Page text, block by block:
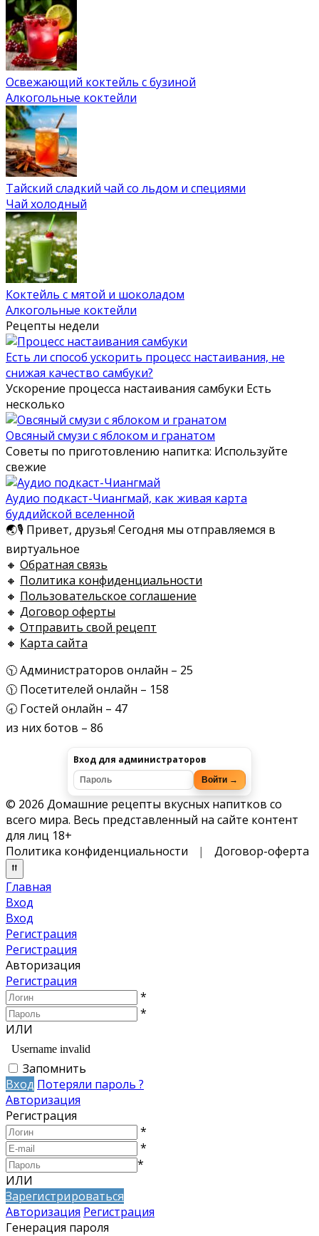
Освежающий коктейль с бузиной
Алкогольные коктейли
Тайский сладкий чай со льдом и специями
Чай холодный
Коктейль с мятой и шоколадом
Алкогольные коктейли
Рецепты недели
Есть ли способ ускорить процесс настаивания, не
снижая качество самбуки?
Ускорение процесса настаивания самбуки Есть
несколько
Овсяный смузи с яблоком и гранатом
Советы по приготовлению напитка: Используйте
свежие
Аудио подкаст-Чиангмай, как живая карта
буддийской вселенной
🌏🎙️ Привет, друзья! Сегодня мы отправляемся в
виртуальное
🔸 Обратная связь
🔸 Политика конфиденциальности
🔸 Пользовательское соглашение
🔸 Договор оферты
🔸 Отправить свой рецепт
🔸 Карта сайта
🕥 Администраторов онлайн – 25
🕦 Посетителей онлайн – 158
🕣 Гостей онлайн – 47
из них ботов – 86
Вход для администраторов
Войти →
© 2026 Домашние рецепты вкусных напитков со
всего мира. Весь представленный на сайте контент
для лиц 18+
Политика конфиденциальности
| Договор-оферта
Главная
Вход
Вход
Регистрация
Регистрация
Авторизация
Регистрация
*
*
ИЛИ
Запомнить
Вход Потеряли пароль ?
Авторизация
Регистрация
*
*
*
ИЛИ
Зарегистрироваться
Авторизация Регистрация
Генерация пароля